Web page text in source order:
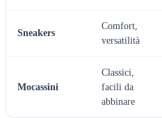
Sneakers
Comfort,
versatilità
Mocassini
Classici,
facili da
abbinare